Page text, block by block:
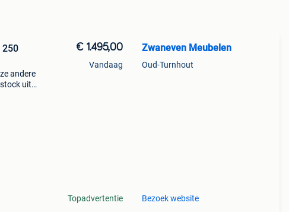
250
andere
uit
€ 1.495,00
Vandaag
Topadvertentie
Zwaneven Meubelen
Oud-Turnhout
Bezoek website